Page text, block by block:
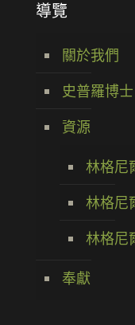
導覽
關於我們
史普羅博士
資源
林格尼
林格尼
林格尼
奉獻